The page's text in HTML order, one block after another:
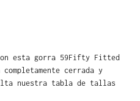
esta gorra 59Fifty Fitted
cerrada y
nuestra tabla de tallas